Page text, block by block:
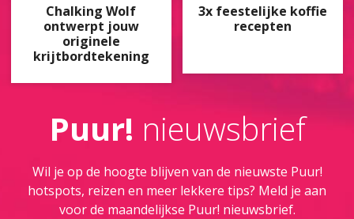
Chalking Wolf
ontwerpt jouw
originele
krijtbordtekening
3x feestelijke koffie
recepten
Puur! nieuwsbrief
Wil je op de hoogte blijven van de nieuwste Puur!
hotspots, reizen en meer lekkere tips? Meld je aan
voor de maandelijkse Puur! nieuwsbrief.